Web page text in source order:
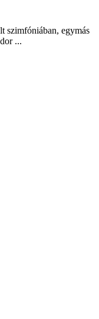
szimfóniában, egymás
...